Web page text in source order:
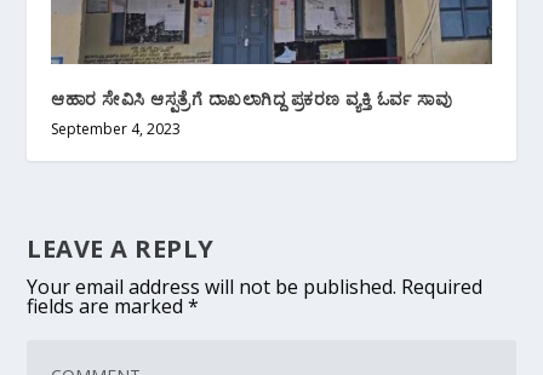
ಆಹಾರ ಸೇವಿಸಿ ಆಸ್ಪತ್ರೆಗೆ ದಾಖಲಾಗಿದ್ದ ಪ್ರಕರಣ ವ್ಯಕ್ತಿ ಓರ್ವ ಸಾವು
September 4, 2023
LEAVE A REPLY
Your email address will not be published. Required
fields are marked*